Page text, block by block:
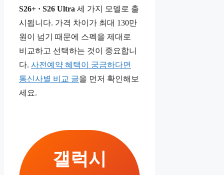
S26+ · S26 Ultra 세 가지 모델로 출
시됩니다. 가격 차이가 최대 130만
원이 넘기 때문에 스펙을 제대로
비교하고 선택하는 것이 중요합니
다. 사전예약 혜택이 궁금하다면
통신사별 비교 글을 먼저 확인해보
세요.
갤럭시